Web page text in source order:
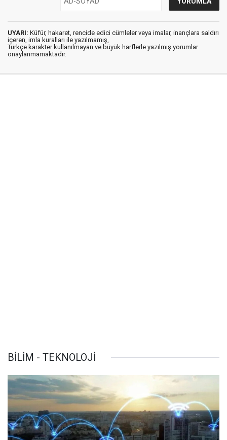
UYARI: Küfür, hakaret, rencide edici cümleler veya imalar, inançlara saldırı
içeren, imla kuralları ile yazılmamış,
Türkçe karakter kullanılmayan ve büyük harflerle yazılmış yorumlar
onaylanmamaktadır.
BİLİM - TEKNOLOJİ